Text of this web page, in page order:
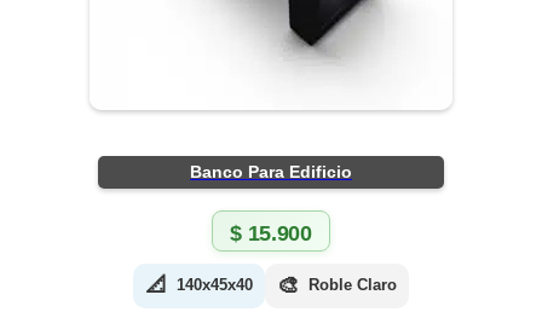
Banco Para Edificio
$15.900
📐 140x45x40 🎨 Roble Claro